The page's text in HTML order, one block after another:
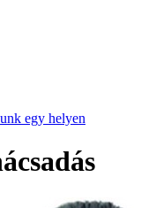
egy helyen